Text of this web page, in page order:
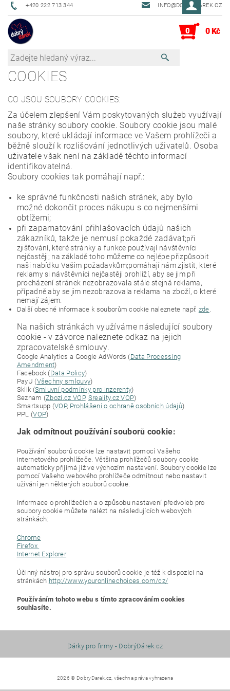
+420 222 713 344 INFO@DOBRYDAREK.CZ
0 0 Kč
COOKIES
CO JSOU SOUBORY COOKIES:
Za účelem zlepšení Vám poskytovaných služeb využívají
naše stránky soubory cookie. Soubory cookie jsou malé
soubory, které ukládají informace ve Vašem prohlížeči a
běžně slouží k rozlišování jednotlivých uživatelů. Osoba
uživatele však není na základě těchto informací
identifikovatelná.
Soubory cookies tak pomáhají např.:
ke správné funkčnosti našich stránek, aby bylo
možné dokončit proces nákupu s co nejmenšími
obtížemi;
při zapamatování přihlašovacích údajů našich
zákazníků, takže je nemusí pokaždé zadávat;při
zjišťování, které stránky a funkce používají návštěvníci
nejčastěji; na základě toho můžeme co nejlépe přizpůsobit
naši nabídku Vašim požadavkům;pomáhají nám zjistit, které
reklamy si návštěvníci nejčastěji prohlíží, aby se jim při
procházení stránek nezobrazovala stále stejná reklama,
případně aby se jim nezobrazovala reklama na zboží, o které
nemají zájem.
Další obecné informace k souborům cookie naleznete např. zde.
Na našich stránkách využíváme následující soubory
cookie - v závorce naleznete odkaz na jejich
zpracovatelské smlouvy.
Google Analytics a Google AdWords (Data Processing
Amendment)
Facebook (Data Policy)
PayU (Všechny smlouvy)
Sklik (Smluvní podmínky pro inzerenty)
Seznam (Zbozi.cz VOP, Sreality.cz VOP)
Smartsupp (VOP, Prohlášení o ochraně osobních údajů)
PPL (VOP)
Jak odmítnout používání souborů cookie:
Používání souborů cookie lze nastavit pomocí Vašeho
internetového prohlížeče. Většina prohlížečů soubory cookie
automaticky přijímá již ve výchozím nastavení. Soubory cookie lze
pomocí Vašeho webového prohlížeče odmítnout nebo nastavit
užívání jen některých souborů cookie.
Informace o prohlížečích a o způsobu nastavení předvoleb pro
soubory cookie můžete nalézt na následujících webových
stránkách:
Chrome
Firefox
Internet Explorer
Účinný nástroj pro správu souborů cookie je též k dispozici na
stránkách http://www.youronlinechoices.com/cz/
Používáním tohoto webu s tímto zpracováním cookies
souhlasíte.
Dárky pro firmy - DobrýDárek.cz
2026 © DobryDarek.cz, všechna práva vyhrazena